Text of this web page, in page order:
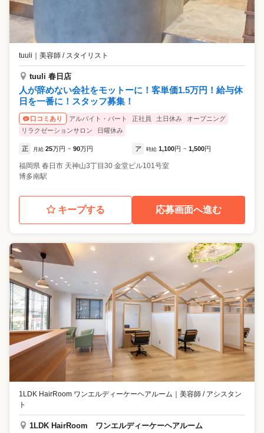
tuuli 美容師 / スタイリスト
tuuli 春日店
人が辞めない会社をモットーに！客単価1.5万円！給与休
日を一番に！スタッフ募集！
口コミあり アルバイト・パート 正社員 土日休み
オープニング
リラクゼーションサロン
日曜休み
正 月給 25万円 ~ 90万円 ア 時給 1,100円 ~ 1,500円
福岡県 春日市 天神山3丁目30 金堂ビル101号室
博多南駅
キープする 応募画面へ進む
1LDK HairRoom ワンエルディーケーヘアルーム ｜ 美容師 / アシスタン
ト
1LDK HairRoom ワンエルディーケーヘアルーム